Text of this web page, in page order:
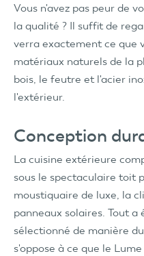
Vous n'avez pas peur de
la qualité ? Il suffit de
verra exactement ce que
matériaux naturels de la
bois, le feutre et l'acier
l'extérieur.
Conception
La cuisine extérieure
sous le spectaculaire toit
moustiquaire de luxe, la
panneaux solaires. Tout
sélectionné de manière
s'oppose à ce que le